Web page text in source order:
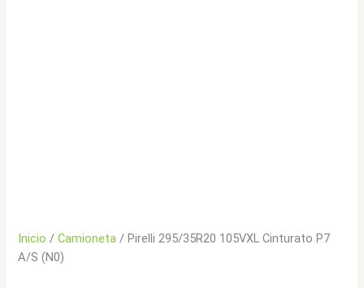
Inicio /Camioneta / Pirelli 295/35R20 105VXL Cinturato P7
A/S (N0)